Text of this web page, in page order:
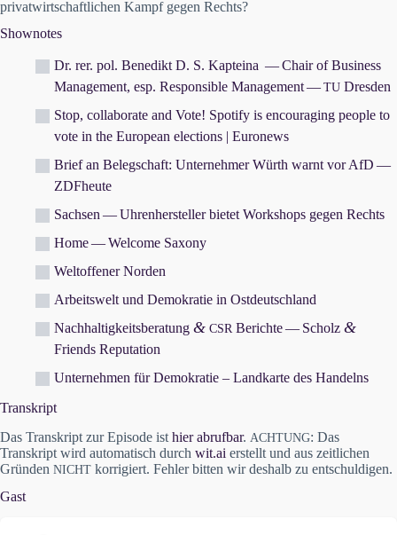
privatwirtschaftlichen Kampf gegen Rechts?
Shownotes
Dr. rer. pol. Benedikt D. S. Kapteina — Chair of Business
Management, esp. Responsible Management —TU Dresden
Stop, collaborate and Vote! Spotify is encouraging people to
vote in the European elections | Euronews
Brief an Belegschaft: Unternehmer Würth warnt vor AfD —
ZDFheute
Sachsen — Uhrenhersteller bietet Workshops gegen Rechts
Home — Welcome Saxony
Weltoffener Norden
Arbeitswelt und Demokratie in Ostdeutschland
Nachhaltigkeitsberatung & CSR Berichte — Scholz &
Friends Reputation
Unternehmen für Demokratie – Landkarte des Handelns
Transkript
Das Transkript zur Episode ist hier abrufbar. ACHTUNG: Das
Transkript wird automatisch durch wit.ai erstellt und aus zeitlichen
Gründen NICHT korrigiert. Fehler bitten wir deshalb zu entschuldigen.
Gast